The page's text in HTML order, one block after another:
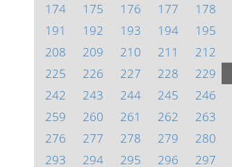
174
175 176 177 178
191
192 193 194 195
208
209 210 211 212
225
226 227 228 229
242
243 244 245 246
259
260 261 262 263
276
277 278 279 280
293
294 295 296 297